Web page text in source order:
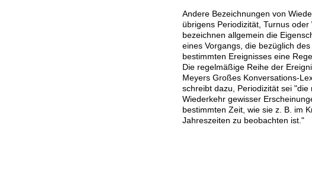
Andere Bezeichnungen von
übrigens Periodizität, Turnus oder
bezeichnen allgemein die
eines Vorgangs, die bezüglich
bestimmten Ereignisses eine
Die regelmäßige Reihe der
Meyers Großes Konversations-
schreibt dazu, Periodizität sei "die
Wiederkehr gewisser
bestimmten Zeit, wie sie z. B. im
Jahreszeiten zu beobachten ist."